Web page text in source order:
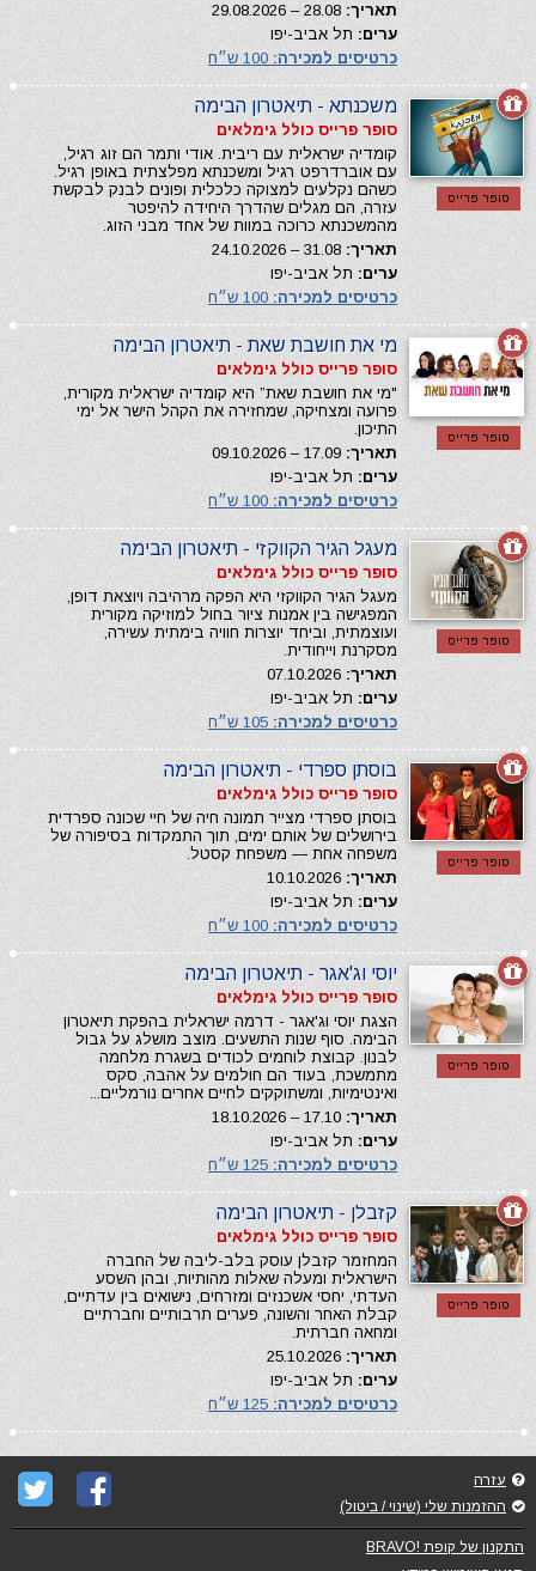
תאריך:
ערים: תל אביב-יפו
כרטיסים למכירה:
סופר פרייס
משכנתא - תיאטרון הבימה
סופר פרייס כולל גימלאים
קומדיה ישראלית עם ריבית. אודי ותמר הם זוג רגיל,
עם אוברדרפט רגיל ומשכנתא מפלצתית באופן רגיל.
כשהם נקלעים למצוקה כלכלית ופונים לבנק לבקשת
עזרה, הם מגלים שהדרך היחידה להיפטר
מהמשכנתא כרוכה במוות של אחד מבני הזוג.
תאריך:
ערים: תל אביב-יפו
כרטיסים למכירה:
סופר פרייס
מי את חושבת שאת - תיאטרון הבימה
סופר פרייס כולל גימלאים
"מי את חושבת שאת” היא קומדיה ישראלית מקורית,
פרועה ומצחיקה, שמחזירה את הקהל הישר אל ימי
התיכון.
תאריך:
ערים: תל אביב-יפו
כרטיסים למכירה:
סופר פרייס
מעגל הגיר הקווקזי - תיאטרון הבימה
סופר פרייס כולל גימלאים
מעגל הגיר הקווקזי היא הפקה מרהיבה ויוצאת דופן,
המפגישה בין אמנות ציור בחול למוזיקה מקורית
ועוצמתית, וביחד יוצרות חוויה בימתית עשירה,
מסקרנת וייחודית.
תאריך:
ערים: תל אביב-יפו
כרטיסים למכירה:
סופר פרייס
בוסתן ספרדי - תיאטרון הבימה
סופר פרייס כולל גימלאים
בוסתן ספרדי מצייר תמונה חיה של חיי שכונה ספרדית
בירושלים של אותם ימים, תוך התמקדות בסיפורה של
משפחה אחת — משפחת קסטל.
תאריך:
ערים: תל אביב-יפו
כרטיסים למכירה:
סופר פרייס
יוסי וג'אגר - תיאטרון הבימה
סופר פרייס כולל גימלאים
הצגת יוסי וג'אגר - דרמה ישראלית בהפקת תיאטרון
הבימה. סוף שנות התשעים. מוצב מושלג על גבול
לבנון. קבוצת לוחמים לכודים בשגרת מלחמה
מתמשכת, בעוד הם חולמים על אהבה, סקס
ואינטימיות, ומשתוקקים לחיים אחרים נורמליים...
תאריך:
ערים: תל אביב-יפו
כרטיסים למכירה:
סופר פרייס
קזבלן - תיאטרון הבימה
סופר פרייס כולל גימלאים
המחזמר קזבלן עוסק בלב-ליבה של החברה
הישראלית ומעלה שאלות מהותיות, ובהן השסע
העדתי, יחסי אשכנזים ומזרחים, נישואים בין עדתיים,
קבלת האחר והשונה, פערים תרבותיים וחברתיים
ומחאה חברתית.
תאריך:
ערים: תל אביב-יפו
כרטיסים למכירה:
עזרה
ההזמנות שלי (שינוי / ביטול)
התקנון של קופת !BRAVO